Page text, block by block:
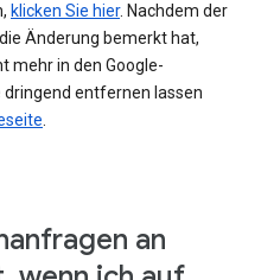
klicken Sie hier. Nachdem der
Änderung bemerkt hat,
mehr in den Google-
dringend entfernen lassen
an